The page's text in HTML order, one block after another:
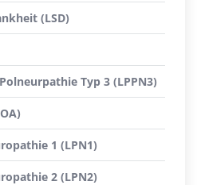
(LSD)
Typ 3 (LPPN3)
1 (LPN1)
2 (LPN2)